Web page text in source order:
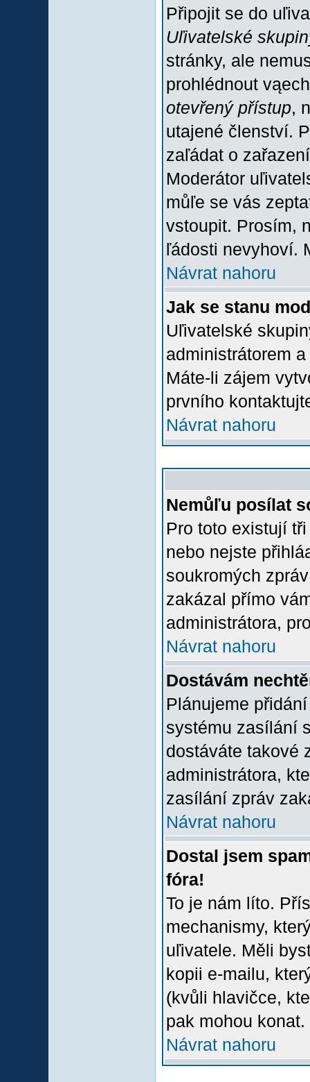
Připojit se do
Uľivatelské
stránky, ale
prohlédnout
otevřený přístup,
utajené členství.
zaľádat o
Moderátor
můľe se vás
vstoupit. Prosím,
ľádosti nevyhoví.
Návrat nahoru
Jak se stanu
Uľivatelské
administrátorem
Máte-li zájem
prvního
Návrat nahoru
Nemůľu posílat
Pro toto existují
nebo nejste
soukromých
zakázal přímo
administrátora,
Návrat nahoru
Dostávám
Plánujeme
systému zasílání
dostáváte takové
administrátora,
zasílání zpráv
Návrat nahoru
Dostal jsem
fóra!
To je nám líto.
mechanismy,
uľivatele. Měli
kopii e-mailu,
(kvůli hlavičce,
pak mohou konat.
Návrat nahoru